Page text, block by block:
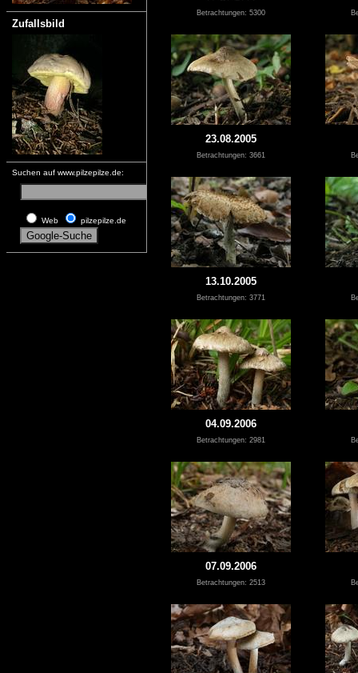
Zufallsbild
Suchen auf www.pilzepilze.de:
Web pilzepilze.de
Betrachtungen: 5300
23.08.2005
Betrachtungen: 3661
13.10.2005
Betrachtungen: 3771
04.09.2006
Betrachtungen: 2981
07.09.2006
Betrachtungen: 2513